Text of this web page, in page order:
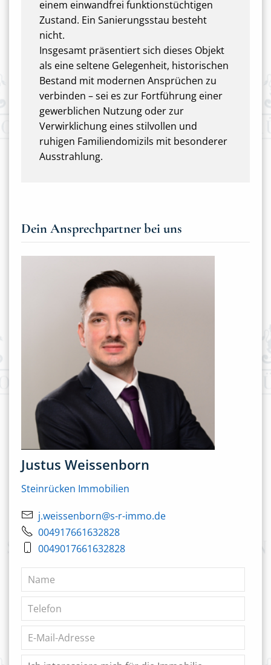
einem einwandfrei funktionstüchtigen
Zustand. Ein Sanierungsstau besteht
nicht.
Insgesamt präsentiert sich dieses Objekt
als eine seltene Gelegenheit, historischen
Bestand mit modernen Ansprüchen zu
verbinden – sei es zur Fortführung einer
gewerblichen Nutzung oder zur
Verwirklichung eines stilvollen und
ruhigen Familiendomizils mit besonderer
Ausstrahlung.
Dein Ansprechpartner bei uns
Justus Weissenborn
Steinrücken Immobilien
j.weissenborn@s-r-immo.de
004917661632828
0049017661632828